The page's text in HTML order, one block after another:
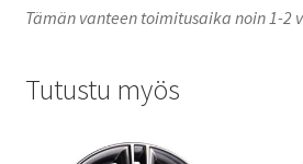
Tämän vanteen toimitusaika noin 1-2
Tutustu myös